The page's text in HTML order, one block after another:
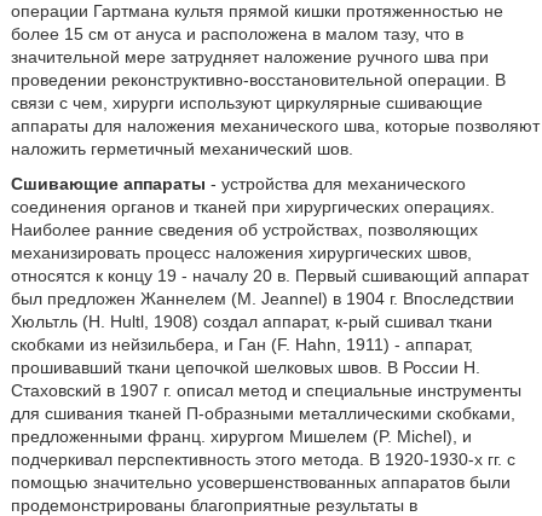
операции Гартмана культя прямой кишки протяженностью не
более 15 см от ануса и расположена в малом тазу, что в
значительной мере затрудняет наложение ручного шва при
проведении реконструктивно-восстановительной операции. В
связи с чем, хирурги используют циркулярные сшивающие
аппараты для наложения механического шва, которые позволяют
наложить герметичный механический шов.
Сшивающие аппараты - устройства для механического
соединения органов и тканей при хирургических операциях.
Наиболее ранние сведения об устройствах, позволяющих
механизировать процесс наложения хирургических швов,
относятся к концу 19 - началу 20 в. Первый сшивающий аппарат
был предложен Жаннелем (М. Jeannel) в 1904 г. Впоследствии
Хюльтль (H. Hultl, 1908) создал аппарат, к-рый сшивал ткани
скобками из нейзильбера, и Ган (F. Hahn, 1911) - аппарат,
прошивавший ткани цепочкой шелковых швов. В России Н.
Стаховский в 1907 г. описал метод и специальные инструменты
для сшивания тканей П-образными металлическими скобками,
предложенными франц. хирургом Мишелем (P. Michel), и
подчеркивал перспективность этого метода. В 1920-1930-х гг. с
помощью значительно усовершенствованных аппаратов были
продемонстрированы благоприятные результаты в